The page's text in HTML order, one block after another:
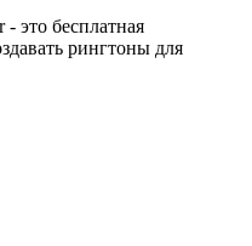
это бесплатная
рингтоны для